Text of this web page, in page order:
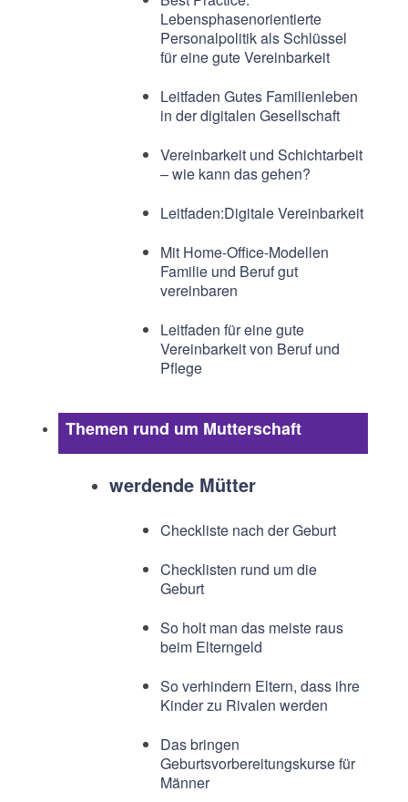
Lebensphasenorientierte
Personalpolitik als Schlüssel
für eine gute Vereinbarkeit
Leitfaden Gutes Familienleben
in der digitalen Gesellschaft
Vereinbarkeit und Schichtarbeit
– wie kann das gehen?
Leitfaden:Digitale Vereinbarkeit
Mit Home-Office-Modellen
Familie und Beruf gut
vereinbaren
Leitfaden für eine gute
Vereinbarkeit von Beruf und
Pflege
Themen rund um Mutterschaft
werdende Mütter
Checkliste nach der Geburt
Checklisten rund um die
Geburt
So holt man das meiste raus
beim Elterngeld
So verhindern Eltern, dass ihre
Kinder zu Rivalen werden
Das bringen
Geburtsvorbereitungskurse für
Männer